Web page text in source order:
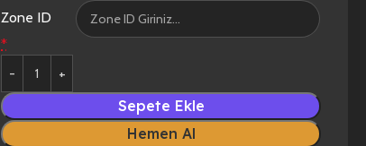
Zone ID
*
Sepete Ekle
Hemen Al